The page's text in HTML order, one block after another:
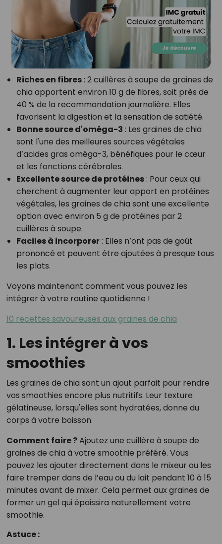
Riches en fibres: 2 cuillères à soupe de graines de
chia apportent environ 10 g de fibres, soit près de
40 % de la recommandation journalière. Elles
favorisent la digestion et la sensation de satiété.
Bonne source d'oméga-3 : Les graines de chia
sont l'une des meilleures sources végétales
d’acides gras oméga-3, bénéfiques pour le cœur
et les fonctions cérébrales.
Excellente source de protéines: Pour ceux qui
cherchent à augmenter leur apport en protéines
végétales, les graines de chia sont une excellente
option avec environ 5 g de protéines par 2
cuillères à soupe.
Faciles à incorporer: Elles n’ont pas de goût
prononcé et peuvent être ajoutées à presque tous
les plats.
Voyons maintenant comment vous pouvez les
intégrer à votre routine quotidienne !
10 recettes savoureuses aux graines de chia
1. Les intégrer à vos
smoothies
Les graines de chia sont un ajout parfait pour rendre
vos smoothies encore plus nutritifs. Leur texture
gélatineuse, lorsqu'elles sont hydratées, donne du
corps à votre boisson.
Comment faire ?Ajoutez une cuillère à soupe de
graines de chia à votre smoothie préféré. Vous
pouvez les ajouter directement dans le mixeur ou les
faire tremper dans de l’eau ou du lait pendant 10 à 15
minutes avant de mixer. Cela permet aux graines de
former un gel qui épaissira naturellement votre
smoothie.
Astuce :